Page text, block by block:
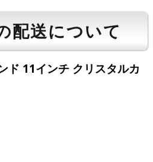
配送について
ド 11インチ クリスタルカ